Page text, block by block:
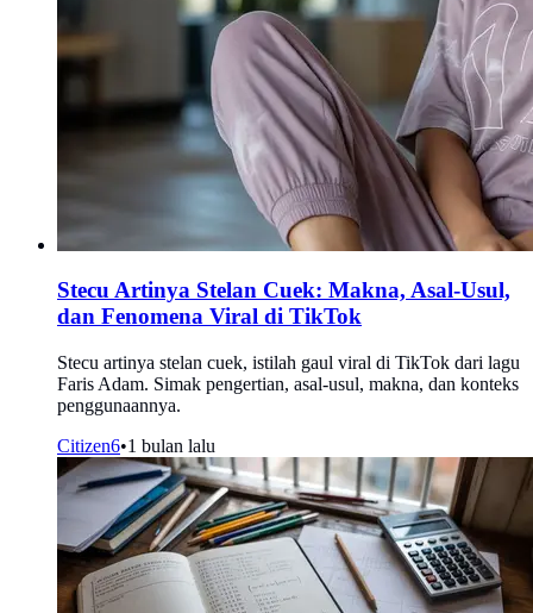
Stecu Artinya Stelan Cuek: Makna, Asal-Usul,
dan Fenomena Viral di TikTok
Stecu artinya stelan cuek, istilah gaul viral di TikTok dari lagu
Faris Adam. Simak pengertian, asal-usul, makna, dan konteks
penggunaannya.
Citizen6•1 bulan lalu